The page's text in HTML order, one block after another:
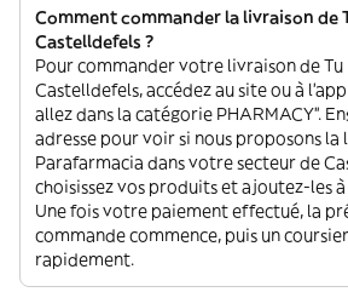
Comment commander la livraison de
Castelldefels ?
Pour commander votre livraison de Tu
Castelldefels, accédez au site ou à
allez dans la catégorie PHARMACY”.
adresse pour voir si nous proposons la
Parafarmacia dans votre secteur de
choisissez vos produits et ajoutez-les
Une fois votre paiement effectué, la
commande commence, puis un
rapidement.